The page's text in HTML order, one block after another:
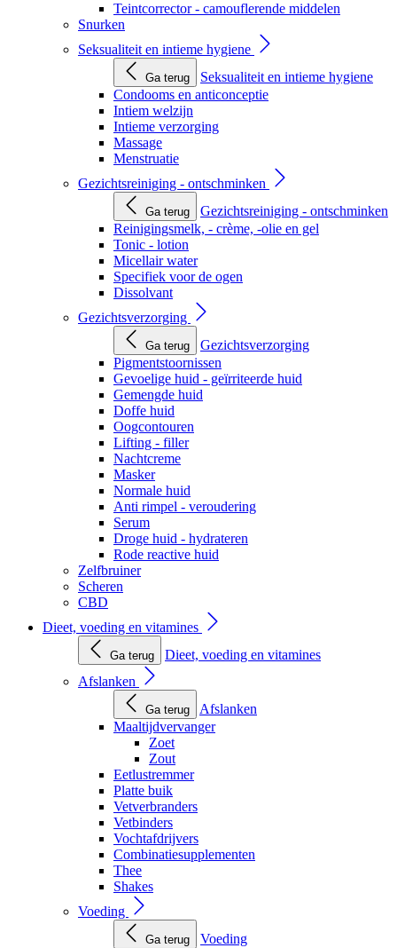
Teintcorrector - camouflerende middelen
Snurken
Seksualiteit en intieme hygiene
Ga terug
Seksualiteit en intieme hygiene
Condooms en anticonceptie
Intiem welzijn
Intieme verzorging
Massage
Menstruatie
Gezichtsreiniging - ontschminken
Ga terug
Gezichtsreiniging - ontschminken
Reinigingsmelk, - crème, -olie en gel
Tonic - lotion
Micellair water
Specifiek voor de ogen
Dissolvant
Gezichtsverzorging
Ga terug
Gezichtsverzorging
Pigmentstoornissen
Gevoelige huid - geïrriteerde huid
Gemengde huid
Doffe huid
Oogcontouren
Lifting - filler
Nachtcreme
Masker
Normale huid
Anti rimpel - veroudering
Serum
Droge huid - hydrateren
Rode reactive huid
Zelfbruiner
Scheren
CBD
Dieet, voeding en vitamines
Ga terug
Dieet, voeding en vitamines
Afslanken
Ga terug
Afslanken
Maaltijdvervanger
Zoet
Zout
Eetlustremmer
Platte buik
Vetverbranders
Vetbinders
Vochtafdrijvers
Combinatiesupplementen
Thee
Shakes
Voeding
Ga terug
Voeding